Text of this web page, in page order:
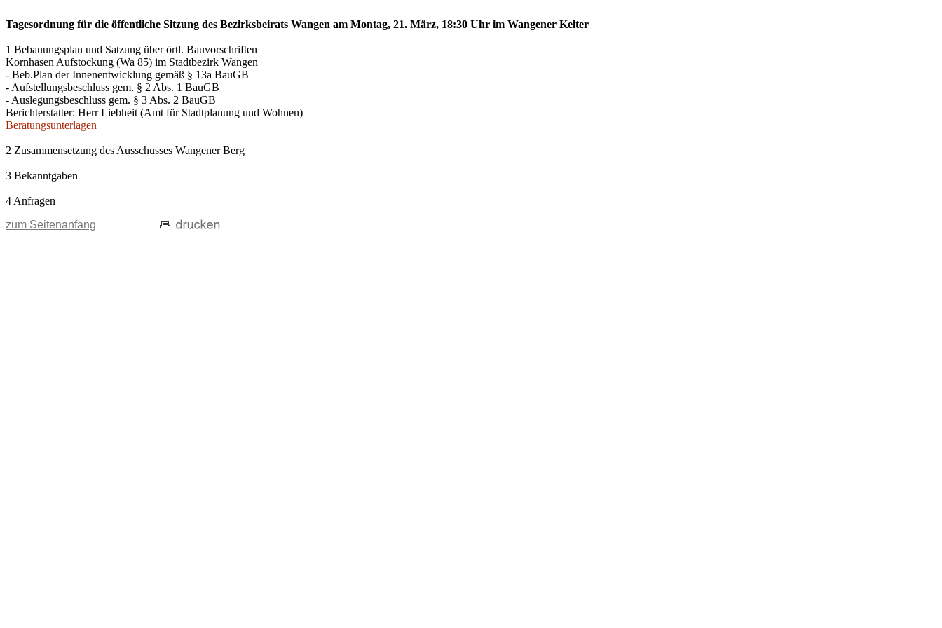
Tagesordnung für die öffentliche Sitzung des Bezirksbeirats Wangen am Montag, 21. März, 18:30 Uhr im Wangener Kelter
1 Bebauungsplan und Satzung über örtl. Bauvorschriften
Kornhasen Aufstockung (Wa 85) im Stadtbezirk Wangen
- Beb.Plan der Innenentwicklung gemäß § 13a BauGB
- Aufstellungsbeschluss gem. § 2 Abs. 1 BauGB
- Auslegungsbeschluss gem. § 3 Abs. 2 BauGB
Berichterstatter: Herr Liebheit (Amt für Stadtplanung und Wohnen)
Beratungsunterlagen
2 Zusammensetzung des Ausschusses Wangener Berg
3 Bekanntgaben
4 Anfragen
zum Seitenanfang